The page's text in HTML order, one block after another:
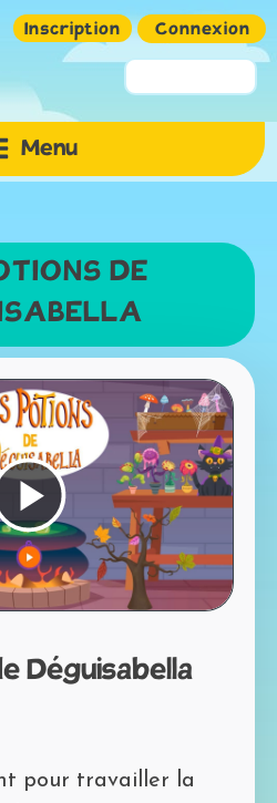
Inscription Connexion
Mot de passe
Mémoriser
Mot de passe perdu?
Menu
DE
Lire
la
Déguisabella
pour travailler la